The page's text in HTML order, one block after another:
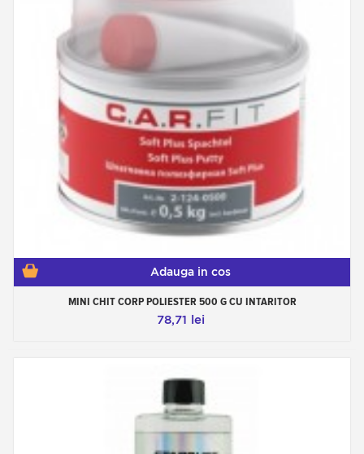
Adauga in cos
MINI CHIT CORP POLIESTER 500 G CU INTARITOR
78,71 lei